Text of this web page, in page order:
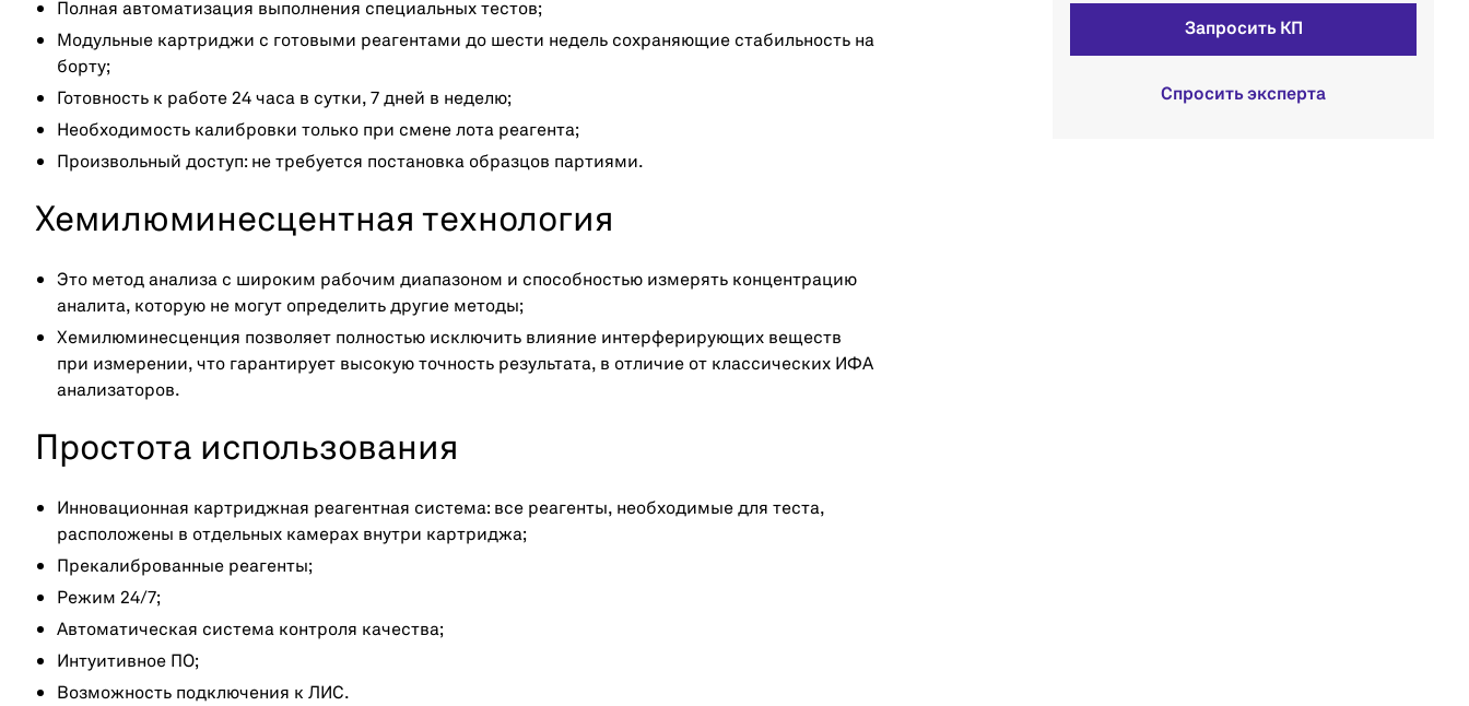
Полная автоматизация выполнения специальных тестов;
Модульные картриджи с готовыми реагентами до шести недель сохраняющие стабильность на
борту;
Готовность к работе 24 часа в сутки, 7 дней в неделю;
Необходимость калибровки только при смене лота реагента;
Произвольный доступ: не требуется постановка образцов партиями.
Хемилюминесцентная технология
Это метод анализа с широким рабочим диапазоном и способностью измерять концентрацию
аналита, которую не могут определить другие методы;
Хемилюминесценция позволяет полностью исключить влияние интерферирующих веществ
при измерении, что гарантирует высокую точность результата, в отличие от классических ИФА
анализаторов.
Простота использования
Инновационная картриджная реагентная система: все реагенты, необходимые для теста,
расположены в отдельных камерах внутри картриджа;
Прекалиброванные реагенты;
Режим 24/7;
Автоматическая система контроля качества;
Интуитивное ПО;
Возможность подключения к ЛИС.
Запросить КП
Спросить эксперта